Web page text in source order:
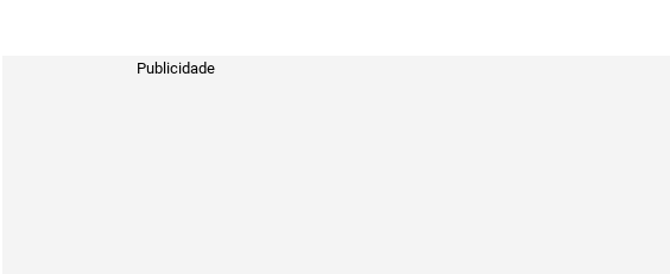
Publicidade